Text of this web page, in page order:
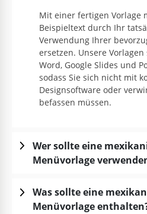
Mit einer fertigen Vorlage
Beispieltext durch Ihr
Verwendung Ihrer
ersetzen. Unsere Vorlagen
Word, Google Slides und
sodass Sie sich nicht mit
Designsoftware oder
befassen müssen.
Wer sollte eine
Menüvorlage
Was sollte eine
Menüvorlage